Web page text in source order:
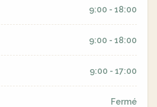
9:00 - 18:00
9:00 - 18:00
9:00 - 17:00
Fermé